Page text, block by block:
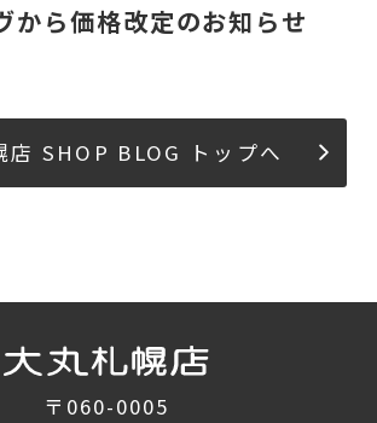
から価格改定のお知らせ
店 SHOP BLOG トップへ
〒060-0005